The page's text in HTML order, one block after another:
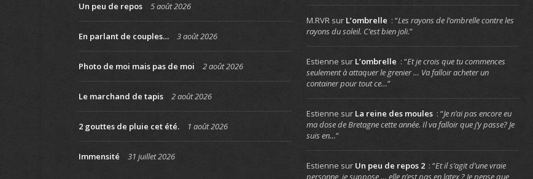
Un peu de repos 5 août 2026
En parlant de couples… 3 août 2026
Photo de moi mais pas de moi 2 août 2026
Le marchand de tapis 2 août 2026
2 gouttes de pluie cet été. 1 août 2026
Immensité 31 juillet 2026
M.RVRsur L’ombrelle : “Les rayons de l’ombrelle contre les
rayons du soleil. C’est bien joli.”
Estienne sur L’ombrelle : “Et je crois que tu commences
seulement à attaquer le grenier … Va falloir acheter un
container pour tout ce…”
Estienne sur La reine des moules : “Je n’ai pas encore eu
ma dose de Bretagne cette année. Il va falloir que j’y passe? Je
suis en…”
Estienne sur Un peu de repos 2 : “Et il s’agit d’une vraie
personne, je suppose … elle n’est pas en latex ? Je pense que